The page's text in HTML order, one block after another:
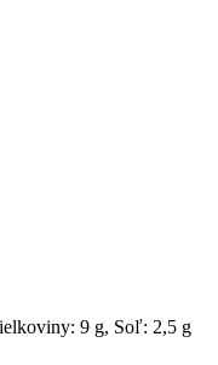
9 g, Soľ: 2,5 g